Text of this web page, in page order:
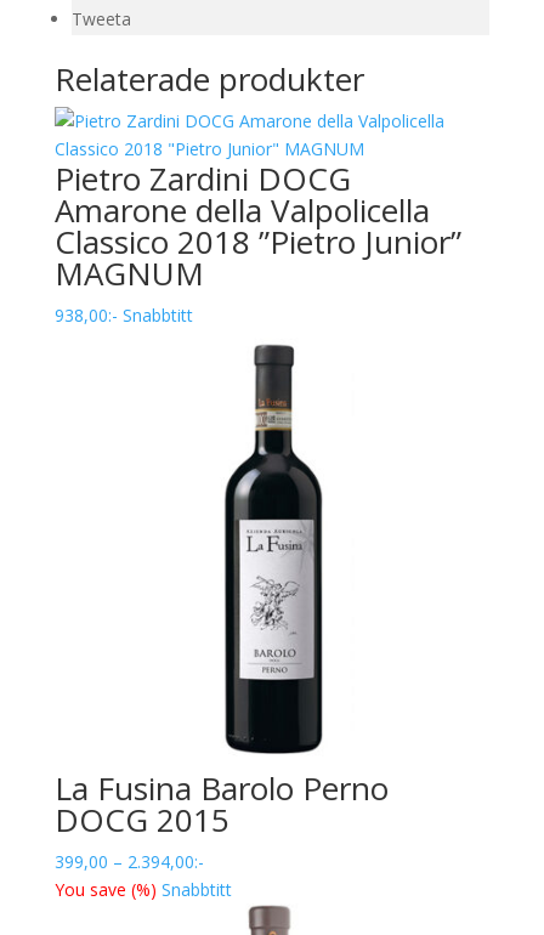
Tweeta
Relaterade produkter
Pietro Zardini DOCG
Amarone della Valpolicella
Classico 2018 ”Pietro Junior”
MAGNUM
938,00:- Snabbtitt
La Fusina Barolo Perno
DOCG 2015
399,00 – 2.394,00Prisintervall:
399,00
:-
You save (%) Snabbtitt